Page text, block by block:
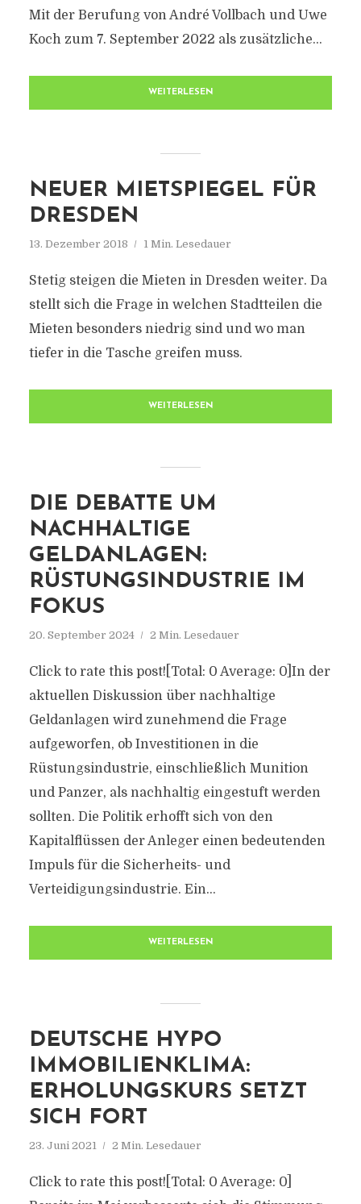
Mit der Berufung von André Vollbach und Uwe
Koch zum 7. September 2022 als zusätzliche...
WEITERLESEN
NEUER MIETSPIEGEL FÜR
DRESDEN
13. Dezember 2018 1 Min. Lesedauer
Stetig steigen die Mieten in Dresden weiter. Da
stellt sich die Frage in welchen Stadtteilen die
Mieten besonders niedrig sind und wo man
tiefer in die Tasche greifen muss.
WEITERLESEN
DIE DEBATTE UM
NACHHALTIGE
GELDANLAGEN:
RÜSTUNGSINDUSTRIE IM
FOKUS
20. September 2024 2 Min. Lesedauer
Click to rate this post![Total: 0 Average: 0]In der
aktuellen Diskussion über nachhaltige
Geldanlagen wird zunehmend die Frage
aufgeworfen, ob Investitionen in die
Rüstungsindustrie, einschließlich Munition
und Panzer, als nachhaltig eingestuft werden
sollten. Die Politik erhofft sich von den
Kapitalflüssen der Anleger einen bedeutenden
Impuls für die Sicherheits- und
Verteidigungsindustrie. Ein...
WEITERLESEN
DEUTSCHE HYPO
IMMOBILIENKLIMA:
ERHOLUNGSKURS SETZT
SICH FORT
23. Juni 2021 2 Min. Lesedauer
Click to rate this post![Total: 0 Average: 0]